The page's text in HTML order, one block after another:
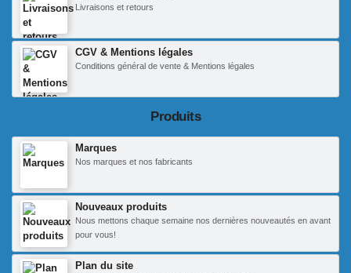
Livraisons et retours
CGV & Mentions légales
Conditions général de vente & Mentions légales
Produits
Marques
Nos marques et nos fabricants
Nouveaux produits
Nous mettons chaque semaine nos dernières nouveautés en avant
pour vous!
Plan du site